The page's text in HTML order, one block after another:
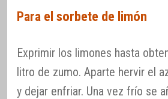
Para el sorbete de limón
Exprimir los limones hasta
litro de zumo. Aparte hervir el
y dejar enfriar. Una vez frío se